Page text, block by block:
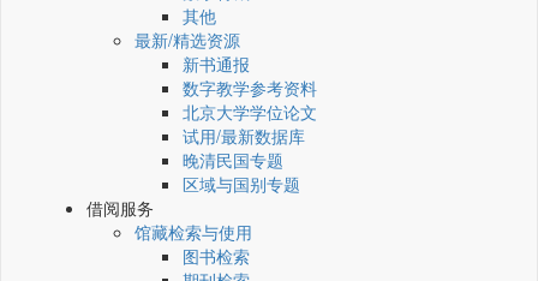
其他
最新/精选资源
新书通报
数字教学参考资料
北京大学学位论文
试用/最新数据库
晚清民国专题
区域与国别专题
借阅服务
馆藏检索与使用
图书检索